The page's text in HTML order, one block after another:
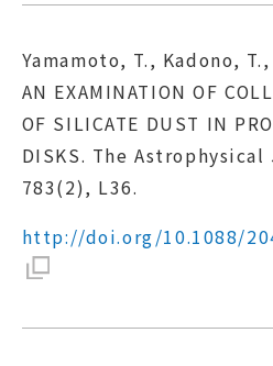
Yamamoto, T., Kadono,
AN EXAMINATION OF
OF SILICATE DUST IN
DISKS. The
783(2), L36.
http://doi.org/10.1088/